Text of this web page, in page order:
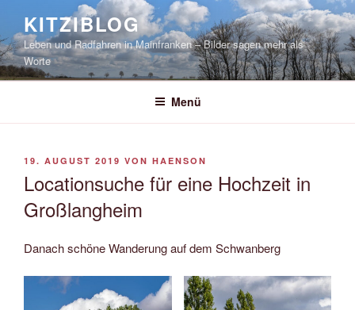
springen
KITZIBLOG
Leben und Radfahren in Mainfranken – Bilder sagen mehr als
Worte
Menü
VERÖFFENTLICHT
19. AUGUST 2019 VON HAENSON
Locationsuche für eine Hochzeit in
Großlangheim
Danach schöne Wanderung auf dem Schwanberg